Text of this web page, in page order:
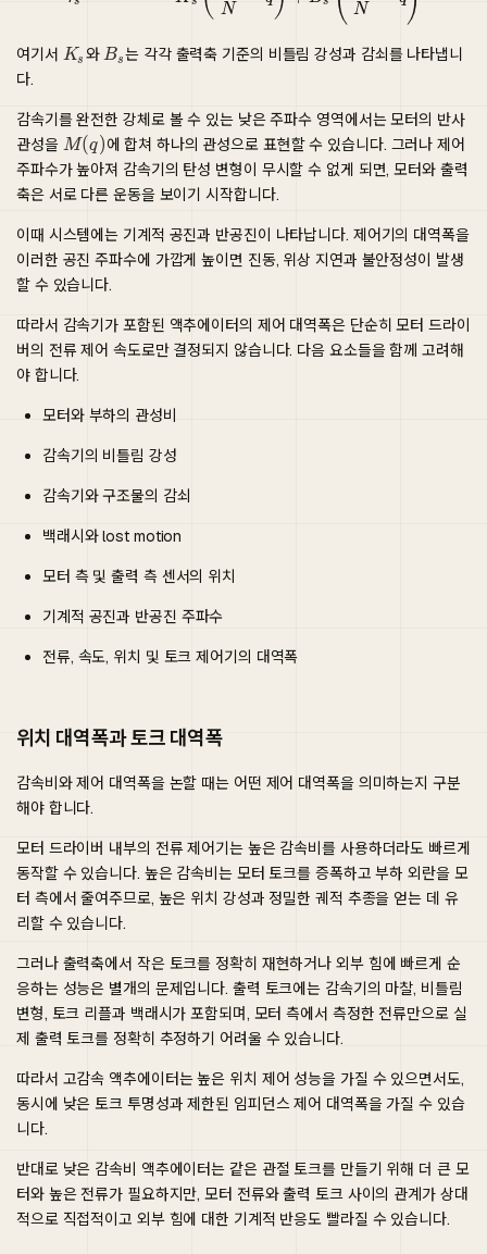
여기서 와
는 각각 출력축 기준의 비틀림 강성과 감쇠를 나타냅니
다.
감속기를 완전한 강체로 볼 수 있는 낮은 주파수 영역에서는 모터의 반사
관성을
에 합쳐 하나의 관성으로 표현할 수 있습니다. 그러나 제어
주파수가 높아져 감속기의 탄성 변형이 무시할 수 없게 되면, 모터와 출력
축은 서로 다른 운동을 보이기 시작합니다.
이때 시스템에는 기계적 공진과 반공진이 나타납니다. 제어기의 대역폭을
이러한 공진 주파수에 가깝게 높이면 진동, 위상 지연과 불안정성이 발생
할 수 있습니다.
따라서 감속기가 포함된 액추에이터의 제어 대역폭은 단순히 모터 드라이
버의 전류 제어 속도로만 결정되지 않습니다. 다음 요소들을 함께 고려해
야 합니다.
모터와 부하의 관성비
감속기의 비틀림 강성
감속기와 구조물의 감쇠
백래시와 lost motion
모터 측 및 출력 측 센서의 위치
기계적 공진과 반공진 주파수
전류, 속도, 위치 및 토크 제어기의 대역폭
위치 대역폭과 토크 대역폭
감속비와 제어 대역폭을 논할 때는 어떤 제어 대역폭을 의미하는지 구분
해야 합니다.
모터 드라이버 내부의 전류 제어기는 높은 감속비를 사용하더라도 빠르게
동작할 수 있습니다. 높은 감속비는 모터 토크를 증폭하고 부하 외란을 모
터 측에서 줄여주므로, 높은 위치 강성과 정밀한 궤적 추종을 얻는 데 유
리할 수 있습니다.
그러나 출력축에서 작은 토크를 정확히 재현하거나 외부 힘에 빠르게 순
응하는 성능은 별개의 문제입니다. 출력 토크에는 감속기의 마찰, 비틀림
변형, 토크 리플과 백래시가 포함되며, 모터 측에서 측정한 전류만으로 실
제 출력 토크를 정확히 추정하기 어려울 수 있습니다.
따라서 고감속 액추에이터는 높은 위치 제어 성능을 가질 수 있으면서도,
동시에 낮은 토크 투명성과 제한된 임피던스 제어 대역폭을 가질 수 있습
니다.
반대로 낮은 감속비 액추에이터는 같은 관절 토크를 만들기 위해 더 큰 모
터와 높은 전류가 필요하지만, 모터 전류와 출력 토크 사이의 관계가 상대
적으로 직접적이고 외부 힘에 대한 기계적 반응도 빨라질 수 있습니다.